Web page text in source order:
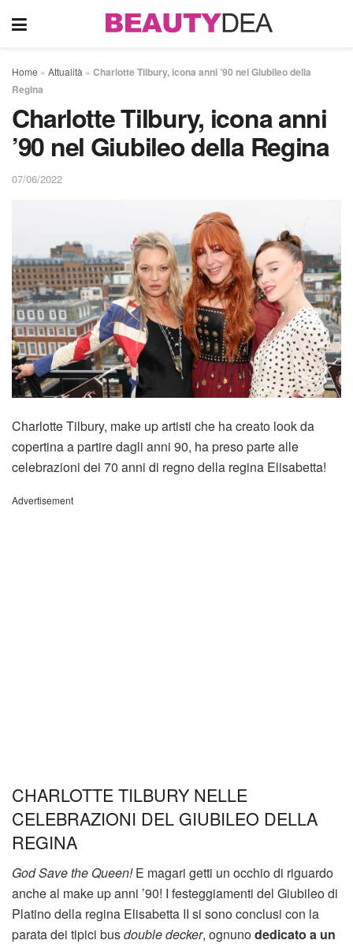
Home » Attualità » Charlotte Tilbury, icona anni ’90 nel Giubileo della
Regina
Charlotte Tilbury, icona anni
’90 nel Giubileo della Regina
07/06/2022
Charlotte Tilbury, make up artisti che ha creato look da
copertina a partire dagli anni 90, ha preso parte alle
celebrazioni dei 70 anni di regno della regina Elisabetta!
Advertisement
CHARLOTTE TILBURY NELLE
CELEBRAZIONI DEL GIUBILEO DELLA
REGINA
God Save the Queen!E magari getti un occhio di riguardo
anche al make up anni ’90! I festeggiamenti del Giubileo di
Platino della regina Elisabetta II si sono conclusi con la
parata dei tipici busdouble decker, ognunodedicato a un